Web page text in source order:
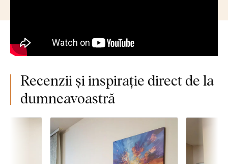
Recenzii și inspirație direct de la
dumneavoastră